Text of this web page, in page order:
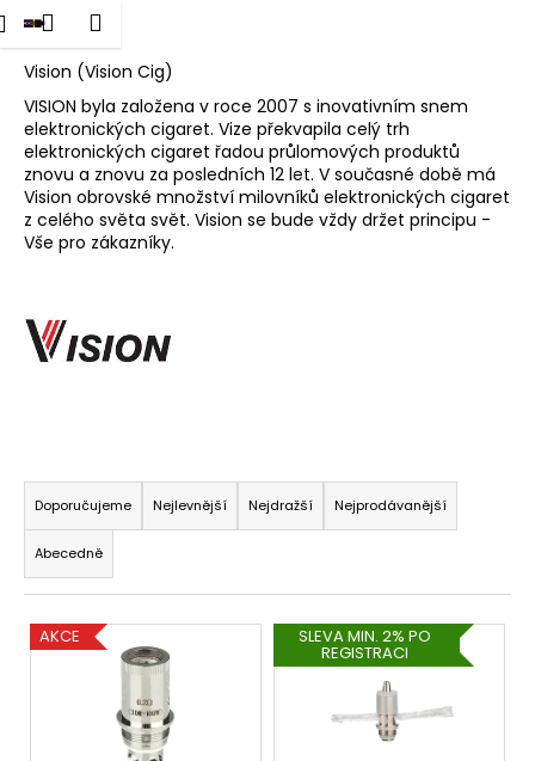
Přejít
na
obsah
Přihlášení
Nákupní
košík
Vision
Vision (Vision Cig)
VISION byla založena v roce 2007 s inovativním snem
elektronických cigaret. Vize překvapila celý trh
elektronických cigaret řadou průlomových produktů
znovu a znovu za posledních 12 let. V současné době má
Vision obrovské množství milovníků elektronických cigaret
z celého světa svět. Vision se bude vždy držet principu -
Vše pro zákazníky.
Ř
a
z
e
n
í
Doporučujeme Nejlevnější Nejdražší Nejprodávanější
Abecedně
V
ý
AKCE SLEVA MIN. 2% PO
REGISTRACI
K
o Zpět
Zpět
C
o
p
o
t
e
b
t
e
n
a
j
í
t